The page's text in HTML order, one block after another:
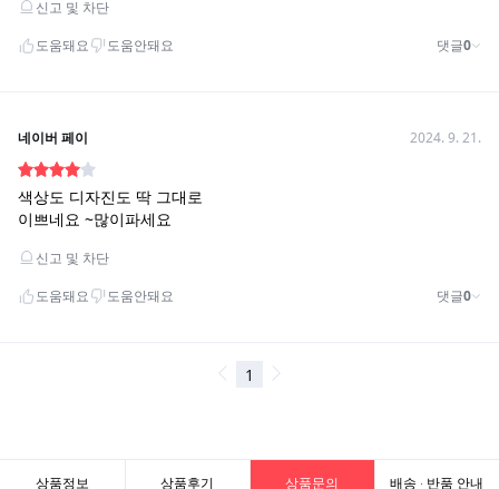
상품정보 상품후기 상품문의 배송 · 반품 안내